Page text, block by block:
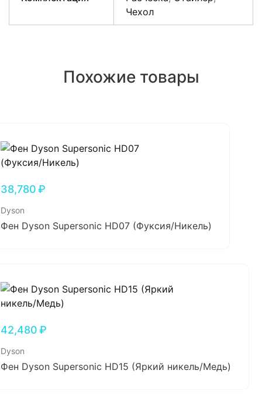
Чехол
Похожие товары
38,780₽
Dyson
Фен Dyson Supersonic HD07 (Фуксия/Никель)
42,480₽
Dyson
Фен Dyson Supersonic HD15 (Яркий никель/Медь)